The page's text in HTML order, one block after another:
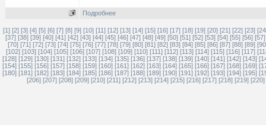
Подробнее
[1] [2] [3] [4] [5] [6] [7] [8] [9] [10] [11] [12] [13] [14] [15] [16] [17] [18] [19] [20] [21] [22] [23]
[37] [38] [39] [40] [41] [42] [43] [44] [45] [46] [47] [48] [49] [50] [51] [52] [53] [54] [55] [56] [57]
[70] [71] [72] [73] [74] [75] [76] [77] [78] [79] [80] [81] [82] [83] [84] [85] [86] [87] [88] [89]
[102] [103] [104] [105] [106] [107] [108] [109] [110] [111] [112] [113] [114] [115] [116] [117]
[128] [129] [130] [131] [132] [133] [134] [135] [136] [137] [138] [139] [140] [141] [142] [143]
[154] [155] [156] [157] [158] [159] [160] [161] [162] [163] [164] [165] [166] [167] [168] [169]
[180] [181] [182] [183] [184] [185] [186] [187] [188] [189] [190] [191] [192] [193] [194] [195]
[206] [207] [208] [209] [210] [211] [212] [213] [214] [215] [216] [217] [218] [219] [220]